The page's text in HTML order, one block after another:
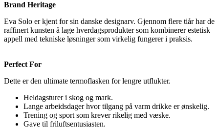
Brand Heritage
Eva Solo er kjent for sin danske designarv. Gjennom flere tiår har de
raffinert kunsten å lage hverdagsprodukter som kombinerer estetisk
appell med tekniske løsninger som virkelig fungerer i praksis.
Perfect For
Dette er den ultimate termoflasken for lengre utflukter.
Heldagsturer i skog og mark.
Lange arbeidsdager hvor tilgang på varm drikke er ønskelig.
Trening og sport som krever rikelig med væske.
Gave til friluftsentusiasten.